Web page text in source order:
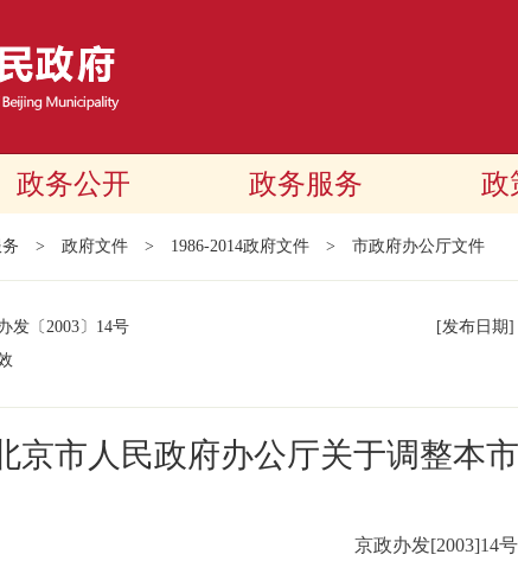
政务公开 政务服务 政
> 政府文件 > 1986-2014政府文件 > 市政府办公厅文件
发 〔2003〕 14号 [发布日期]
京市人民政府办公厅关于调整本
京政办发[2003]14号